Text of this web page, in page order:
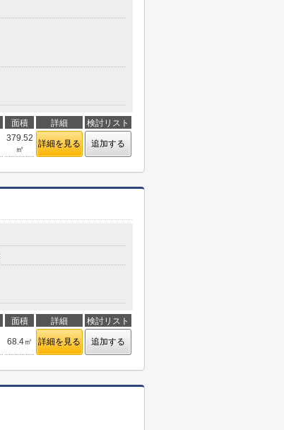
面積 詳細 検討リスト
379.52
㎡
詳細を見る 追加する
面積 詳細 検討リスト
68.4㎡ 詳細を見る 追加する